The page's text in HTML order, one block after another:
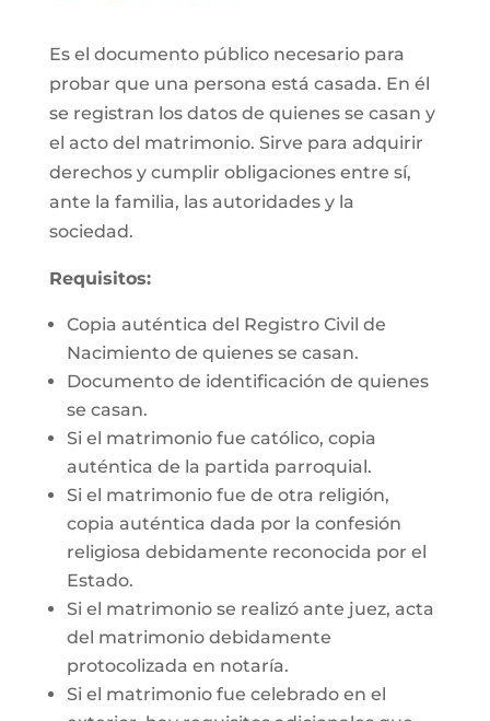
Es el documento público necesario para
probar que una persona está casada. En él
se registran los datos de quienes se casan y
el acto del matrimonio. Sirve para adquirir
derechos y cumplir obligaciones entre sí,
ante la familia, las autoridades y la
sociedad.
Requisitos:
Copia auténtica del Registro Civil de
Nacimiento de quienes se casan.
Documento de identificación de quienes
se casan.
Si el matrimonio fue católico, copia
auténtica de la partida parroquial.
Si el matrimonio fue de otra religión,
copia auténtica dada por la confesión
religiosa debidamente reconocida por el
Estado.
Si el matrimonio se realizó ante juez, acta
del matrimonio debidamente
protocolizada en notaría.
Si el matrimonio fue celebrado en el